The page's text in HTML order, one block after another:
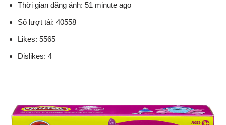
Thời gian đăng ảnh: 51 minute ago
Số lượt tải: 40558
Likes: 5565
Dislikes: 4